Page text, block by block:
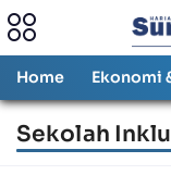
Home Ekonomi
Sekolah